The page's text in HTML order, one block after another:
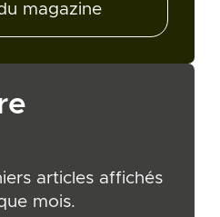
magazine
articles affichés
mois.